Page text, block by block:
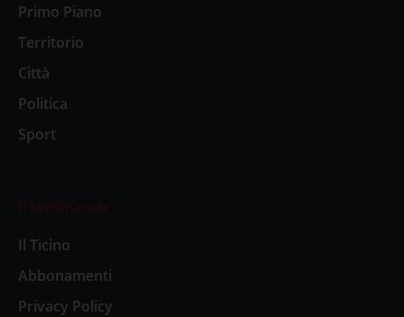
Primo Piano
Territorio
Città
Politica
Sport
Il settimanale
Il Ticino
Abbonamenti
Privacy Policy